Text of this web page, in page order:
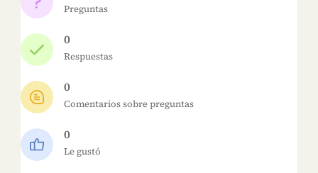
Preguntas
0
Respuestas
0
Comentarios sobre preguntas
0
Le gustó